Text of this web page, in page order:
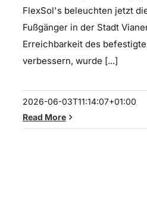
FlexSol's beleuchten jetzt
Fußgänger in der Stadt
Erreichbarkeit des
verbessern, wurde [...]
2026-06-03T11:14:07+01:00
Read More